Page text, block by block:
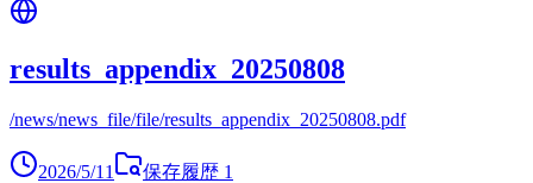
results_appendix_20250808
/news/news_file/file/results_appendix_20250808.pdf
2026/5/11 保存履歴 1